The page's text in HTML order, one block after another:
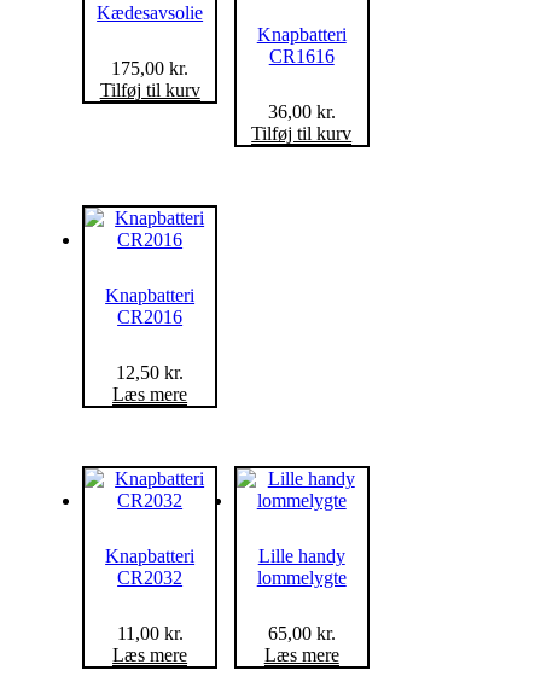
Kædesavsolie
175,00kr.
Tilføj til kurv
Knapbatteri
CR1616
36,00 kr.
Tilføj til kurv
Knapbatteri
CR2016
12,50kr.
Læs mere
Knapbatteri
CR2032
11,00 kr.
Læs mere
Lille handy
lommelygte
65,00 kr.
Læs mere